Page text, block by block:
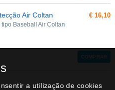
Air Coltan
Baseball Air Coltan
€ 16,10
a utilização de cookies